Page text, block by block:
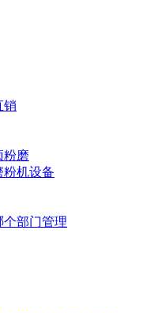
销
粉磨
粉机设备
部门管理